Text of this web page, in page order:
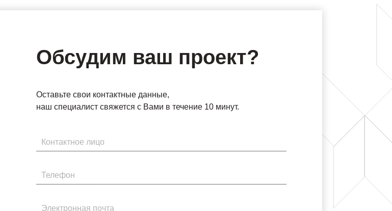
Обсудим ваш проект?
Оставьте свои контактные данные,
наш специалист свяжется с Вами в течение 10 минут.
Имя
Телефон
Электронная почта